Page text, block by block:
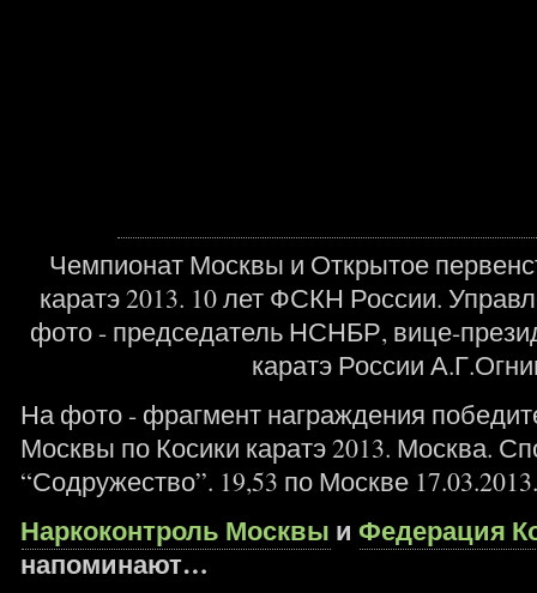
Чемпионат Москвы и Открытое
каратэ 2013. 10 лет ФСКН России.
фото - председатель НСНБР, вице-
каратэ России
На фото - фрагмент награждения
Москвы по Косики каратэ 2013. Москва.
“Содружество”. 19,53 по Москве
Наркоконтроль Москвы иФедерация
напоминают…